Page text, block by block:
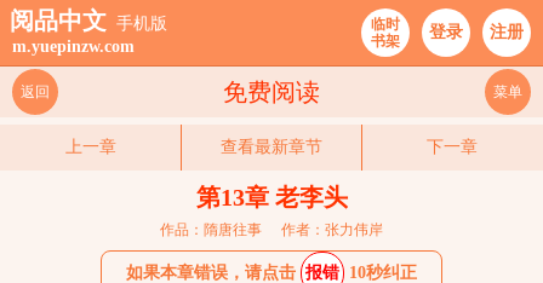
阅品中文 手机版
m.yuepinzw.com
临时
书架
登录 注册
免费阅读
返回 菜单
上一章 查看最新章节 下一章
第13章 老李头
作品：隋唐往事 作者：张力伟岸
如果本章错误，请点击 报错 10秒纠正